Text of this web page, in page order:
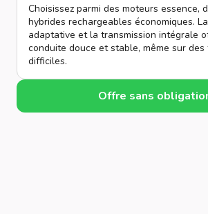
Choisissez parmi des moteurs essence,
hybrides rechargeables économiques.
adaptative et la transmission intégrale
conduite douce et stable, même sur des
difficiles.
Offre sans